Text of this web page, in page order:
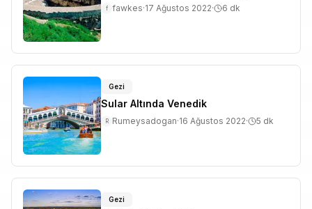
f fawkes·17 Ağustos 2022· 6 dk
Gezi
Sular Altında Venedik
R Rumeysadogan·16 Ağustos 2022· 5 dk
Gezi